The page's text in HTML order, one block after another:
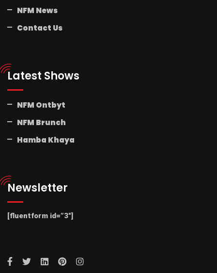
NFM News
Contact Us
Latest Shows
NFM Ontbyt
NFM Brunch
Hamba Khaya
Newsletter
[fluentform id=”3″]